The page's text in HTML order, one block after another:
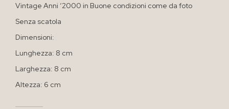
Vintage Anni ‘2000 in Buone condizioni come da foto
Senza scatola
Dimensioni:
Lunghezza: 8 cm
Larghezza: 8 cm
Altezza: 6 cm